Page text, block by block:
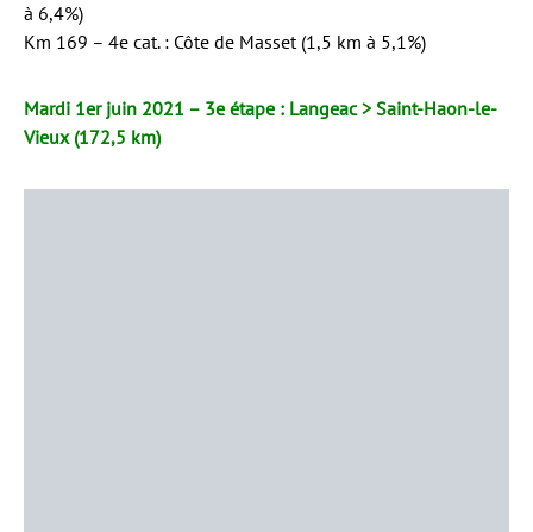
à 6,4%)
Km 169 – 4e cat. : Côte de Masset (1,5 km à 5,1%)
Mardi 1er juin 2021 – 3e étape : Langeac > Saint-Haon-le-
Vieux (172,5 km)